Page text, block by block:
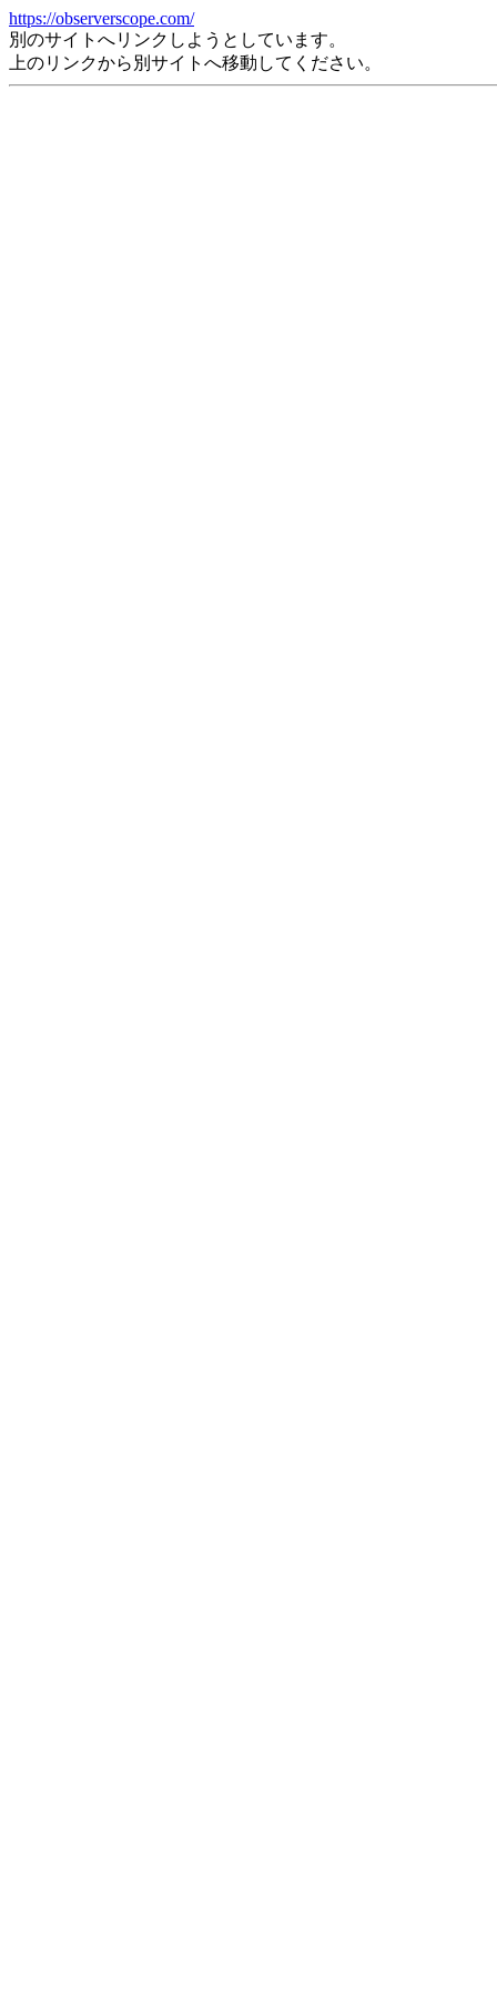
https://observerscope.com/
別のサイトへリンクしようとしています。
上のリンクから別サイトへ移動してください。